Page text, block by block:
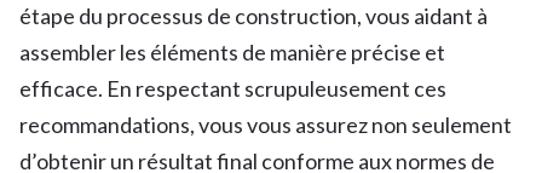
étape du processus de construction, vous aidant à
assembler les éléments de manière précise et
efficace. En respectant scrupuleusement ces
recommandations, vous vous assurez non seulement
d’obtenir un résultat final conforme aux normes de